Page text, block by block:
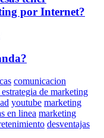
por Internet?
comunicacion
de marketing
youtube marketing
en linea marketing
desventajas